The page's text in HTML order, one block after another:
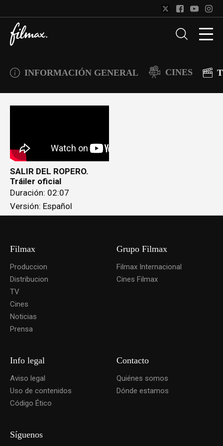
INFORMACIÓN GENERAL CINES
SALIR DEL ROPERO.
Tráiler oficial
Duración: 02:07
Versión: Español
Filmax
Produccion
Distribucion
TV
Cines
Noticias
Prensa
Grupo Filmax
Filmax Internacional
Cines Filmax
Info legal
Aviso legal
Uso de contenidos
Código Ético
Contacto
Quiénes somos
Dónde estamos
Síguenos